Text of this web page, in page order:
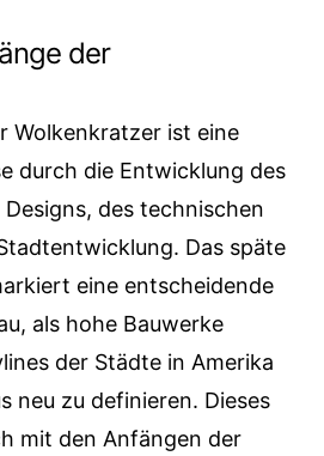
der
Wolkenkratzer ist eine
durch die Entwicklung des
des technischen
Das späte
eine entscheidende
als hohe Bauwerke
der Städte in Amerika
neu zu definieren. Dieses
mit den Anfängen der